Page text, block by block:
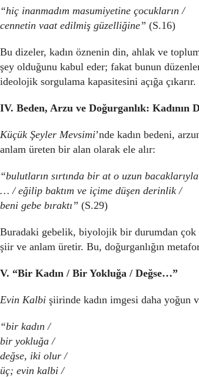
“hiç inanmadım masumiyetine çocukların /
cennetin vaat edilmiş güzelliğine” (S.16)
Bu dizeler, kadın öznenin din, ahlak ve
şey olduğunu kabul eder; fakat bunun
ideolojik sorgulama kapasitesini açığa çıkarır.
IV. Beden, Arzu ve Doğurganlık: Kadının
Küçük Şeyler Mevsimi’nde kadın bedeni,
anlam üreten bir alan olarak ele alır:
“bulutların sırtında bir at o uzun
… / eğilip baktım ve içime düşen derinlik /
beni gebe bıraktı” (S.29)
Buradaki gebelik, biyolojik bir durumdan çok
şiir ve anlam üretir. Bu, doğurganlığın
V. “Bir Kadın / Bir Yokluğa / Değse…”
Evin Kalbi şiirinde kadın imgesi daha yoğun
“bir kadın /
bir yokluğa /
değse, iki olur /
üç; evin kalbi /